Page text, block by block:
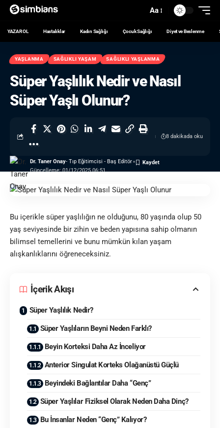
Aa
YAZAR OL Hastalıklar Kadın Sağlığı Çocuk Sağlığı Diyet ve Beslenme
YAŞLANMA SAĞLIKLI YAŞAM SAĞLIKLI YAŞLANMA
Süper Yaşlılık Nedir ve Nasıl
Süper Yaşlı Olunur?
Güncelleme: 01/12/2025 06:51
Dr. Taner Onay- Tıp Eğitimcisi - Baş Editör
8 dakikada oku
Bu içerikle süper yaşlılığın ne olduğunu, 80 yaşında olup 50
yaş seviyesinde bir zihin ve beden yapısına sahip olmanın
bilimsel temellerini ve bunu mümkün kılan yaşam
alışkanlıklarını öğreneceksiniz.
İçerik Akışı
Süper Yaşlılık Nedir?
Süper Yaşlıların Beyni Neden Farklı?
Beyin Korteksi Daha Az İnceliyor
Anterior Singulat Korteks Olağanüstü Güçlü
Beyindeki Bağlantılar Daha “Genç”
Süper Yaşlılar Fiziksel Olarak Neden Daha Dinç?
Bu İnsanlar Neden “Genç” Kalıyor?